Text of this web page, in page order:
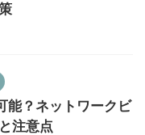
能？ネットワークビ
注意点